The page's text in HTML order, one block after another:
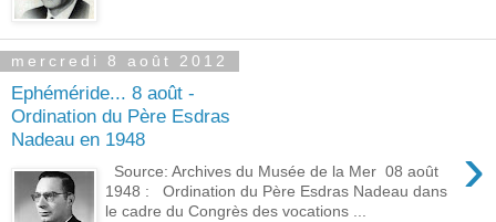
mercredi 8 août 2012
Ephéméride... 8 août -
Ordination du Père Esdras
Nadeau en 1948
›
Source: Archives du Musée de la Mer 08 août
1948 : Ordination du Père Esdras Nadeau dans
le cadre du Congrès des vocations ...